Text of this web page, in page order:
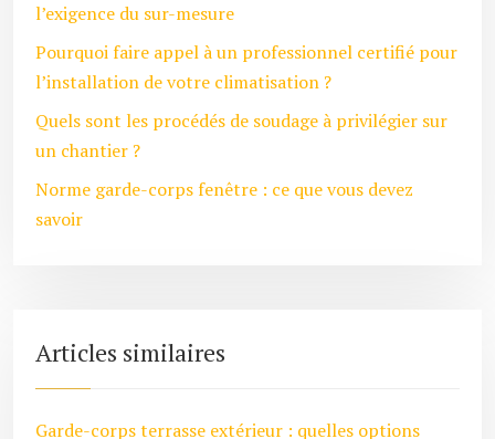
l’exigence du sur-mesure
Pourquoi faire appel à un professionnel certifié pour
l’installation de votre climatisation ?
Quels sont les procédés de soudage à privilégier sur
un chantier ?
Norme garde-corps fenêtre : ce que vous devez
savoir
Articles similaires
Garde-corps terrasse extérieur : quelles options